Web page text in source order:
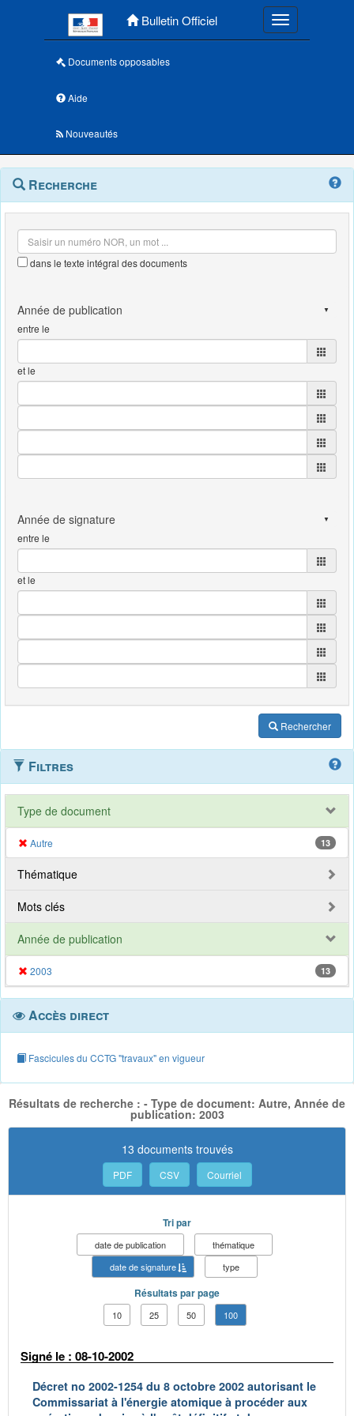
Bulletin Officiel Toggle
Documents opposables
Aide
Nouveautés
Navigation
outils
Menu
contextuel
Recherche
dans le texte intégral des documents
entre le
et le
entre le
et le
Rechercher
Filtres
Type de document
Autre 13
Thématique
Mots clés
Année de publication
2003 13
Accès direct
Fascicules du CCTG "travaux" en vigueur
Résultats de recherche : - Type de document: Autre, Année de
publication: 2003
13 documents trouvés
PDF CSV Courriel
Tri par
date de publication
thématique
date de signature
type
Résultats par page
10 25 50 100
Signé le : 08-10-2002
Décret no 2002-1254 du 8 octobre 2002 autorisant le
Commissariat à l'énergie atomique à procéder aux